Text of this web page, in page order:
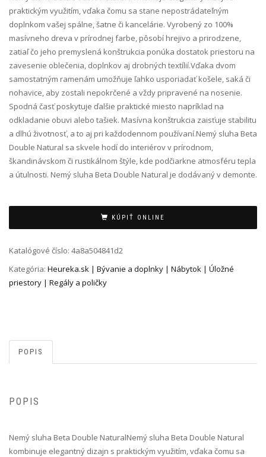
praktickým využitím, vďaka čomu sa stane nepostrádateľným
doplnkom vašej spálne, šatne či kancelárie. Vyrobený zo 100%
masívneho dreva v prírodnej farbe, pôsobí hrejivo a prirodzene,
zatiaľ čo jeho premyslená konštrukcia ponúka dostatok priestoru na
zavesenie oblečenia, doplnkov aj drobných textílií.Vďaka dvom
samostatným ramenám umožňuje ľahko usporiadať košele, saká či
nohavice, aby zostali nepokrčené a vždy pripravené na nosenie.
Spodná časť poskytuje ďalšie praktické miesto napríklad na
odkladanie obuvi alebo tašiek. Masívna konštrukcia zaisťuje stabilitu
a dlhú životnosť, a to aj pri každodennom používaní.Nemý sluha Beta
Double Natural sa skvele hodí do interiérov v prírodnom,
škandinávskom či rustikálnom štýle, kde podčiarkne atmosféru tepla
a útulnosti. Nemý sluha Beta Double Natural je dodávaný v demonte.
KÚPIŤ ONLINE
Katalógové číslo: 4a8a504841d2
Kategória: Heureka.sk | Bývanie a doplnky | Nábytok | Úložné
priestory | Regály a poličky
POPIS
POPIS
Nemý sluha Beta Double Natural Nemý sluha Beta Double Natural
kombinuje elegantný dizajn s praktickým využitím, vďaka čomu sa